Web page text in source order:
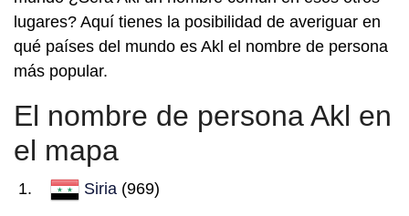
lugares? Aquí tienes la posibilidad de averiguar en
qué países del mundo es Akl el nombre de persona
más popular.
El nombre de persona Akl en
el mapa
Siria (969)